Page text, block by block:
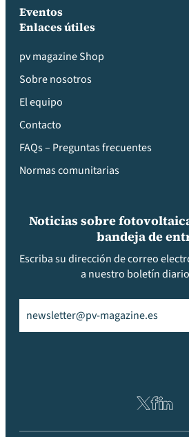
Eventos
Enlaces útiles
pv magazine Shop
Sobre nosotros
El equipo
Contacto
FAQs – Preguntas frecuentes
Normas comunitarias
Noticias sobre
bandeja de
Escriba su dirección de correo
a nuestro boletín